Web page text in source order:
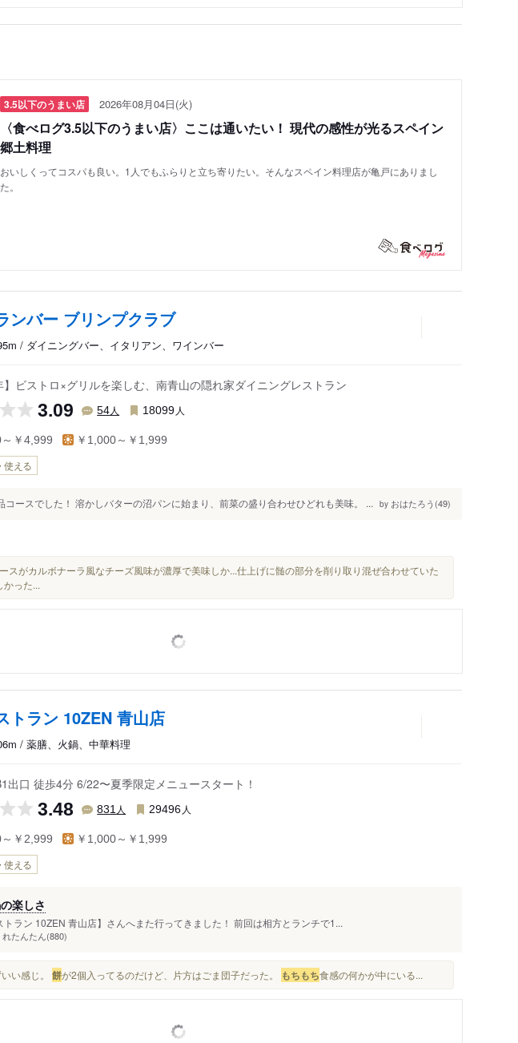
3.5以下のうまい店 2026年08月04日(火)
〈食べログ3.5以下のうまい店〉ここは通いたい！ 現代の感性が光るスペイン
郷土料理
おいしくってコスパも良い。1人でもふらりと立ち寄りたい。そんなスペイン料理店が亀戸にありまし
た。
ンバー ブリンプクラブ
/ ダイニングバー、イタリアン、ワインバー
】ビストロ×グリルを楽しむ、南青山の隠れ家ダイニングレストラン
3.09 54人 18099 人
￥4,999 ￥1,000～￥1,999
使える
コースでした！ 溶かしバターの沼パンに始まり、前菜の盛り合わせひどれも美味。 ... by おはたろう(49)
スがカルボナーラ風なチーズ風味が濃厚で美味しか...仕上げに髄の部分を削り取り混ぜ合わせていた
かった...
トラン 10ZEN 青山店
/ 薬膳、火鍋、中華料理
出口 徒歩4分 6/22〜夏季限定メニュースタート！
3.48 831 人 29496 人
￥2,999 ￥1,000～￥1,999
使える
楽しさ
トラン 10ZEN 青山店】さんへまた行ってきました！ 前回は相方とランチで1...
たんたん(880)
い感じ。 餅が2個入ってるのだけど、片方はごま団子だった。 もちもち食感の何かが中にいる...